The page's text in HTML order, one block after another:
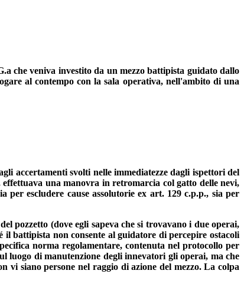
che veniva investito da un mezzo battipista guidato dallo
al contempo con la sala operativa, nell'ambito di una
accertamenti svolti nelle immediatezze dagli ispettori del
una manovra in retromarcia col gatto delle nevi,
escludere cause assolutorie ex art. 129 c.p.p., sia per
pozzetto (dove egli sapeva che si trovavano i due operai,
battipista non consente al guidatore di percepire ostacoli
norma regolamentare, contenuta nel protocollo per
luogo di manutenzione degli innevatori gli operai, ma che
vi siano persone nel raggio di azione del mezzo. La colpa